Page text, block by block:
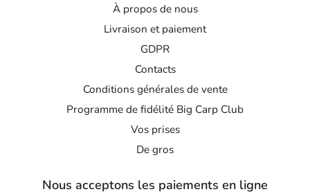
À propos de nous
Livraison et paiement
GDPR
Contacts
Conditions générales de vente
Programme de fidélité Big Carp Club
Vos prises
De gros
Nous acceptons les paiements en ligne